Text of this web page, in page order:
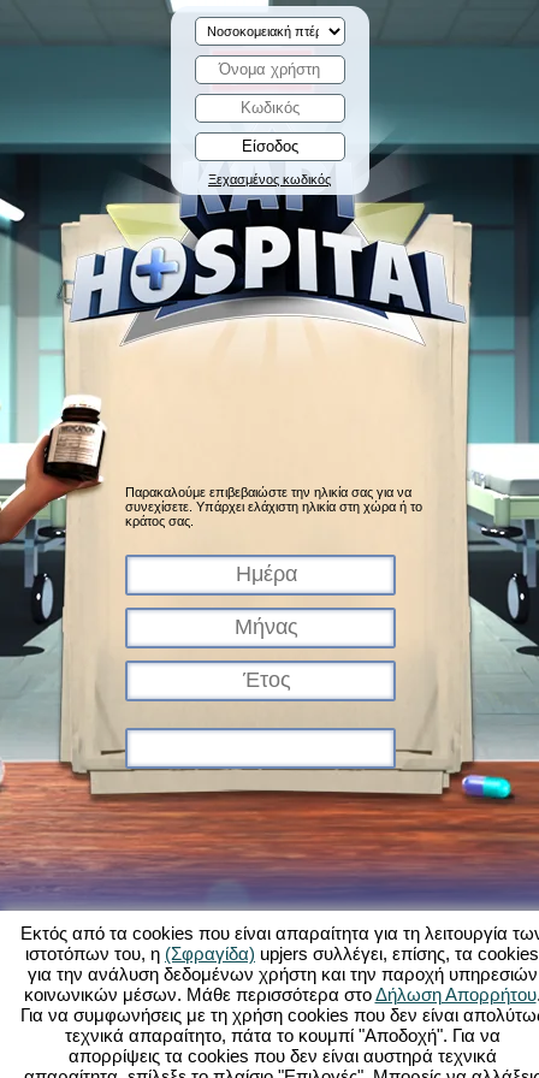
Ξεχασμένος κωδικός
Παρακαλούμε επιβεβαιώστε την ηλικία σας για να
συνεχίσετε. Υπάρχει ελάχιστη ηλικία στη χώρα ή το
κράτος σας.
Τι είναι το Kapi Hospital; Ιστορία Χαρακτηριστικά Εικόνες
Κανόνες
Φόρουμ
Όροι χρήσης Προστασία δεδομένων
Νομικά στοιχεία
Υποστήριξη Πελατών
Παιχνίδια φυλλομετρητή - Upjers.com
Διαχείριση Cookies
Εκτός από τα cookies που είναι απαραίτητα για τη λειτουργία
ιστοτόπων του, η (Σφραγίδα) upjers συλλέγει, επίσης, τα cookies
για την ανάλυση δεδομένων χρήστη και την παροχή υπηρεσιών
κοινωνικών μέσων. Μάθε περισσότερα στοΔήλωση Απορρήτου
Για να συμφωνήσεις με τη χρήση cookies που δεν είναι
τεχνικά απαραίτητο, πάτα το κουμπί "Αποδοχή". Για να
απορρίψεις τα cookies που δεν είναι αυστηρά τεχνικά